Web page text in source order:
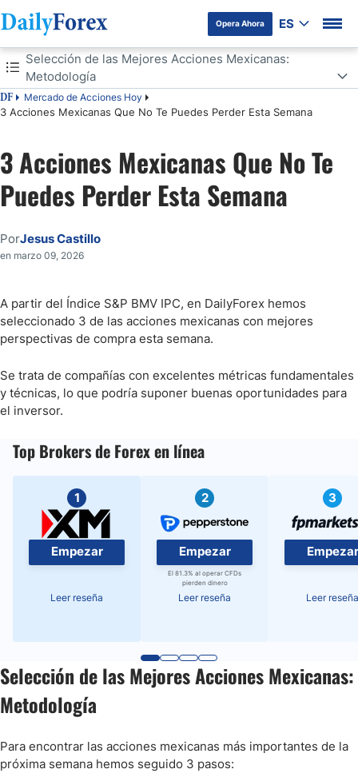
Opera Ahora ES
Tabla de contenidos
DF Mercado de Acciones Hoy
3 Acciones Mexicanas Que No Te Puedes Perder Esta Semana
Selección de las Mejores Acciones Mexicanas:
Metodología
Selección de las Mejores Acciones Mexicanas: Metodología
3 Acciones Mexicanas Que No Te
Puedes Perder Esta Semana
PorJesus Castillo
en marzo 09, 2026
A partir del Índice S&P BMV IPC, en DailyForex hemos
seleccionado 3 de las acciones mexicanas con mejores
perspectivas de compra esta semana.
Se trata de compañías con excelentes métricas fundamentales
y técnicas, lo que podría suponer buenas oportunidades para
el inversor.
Top Brokers de Forex en línea
1
Empezar
Leer reseña
2
Empezar
El 81.3% al operar CFDs
pierden dinero
Leer reseña
3
Empezar
Leer reseña
Selección de las Mejores Acciones Mexicanas:
Metodología
Para encontrar las acciones mexicanas más importantes de la
próxima semana hemos seguido 3 pasos: